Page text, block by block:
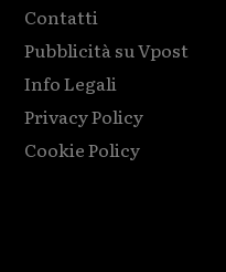
Contatti
Pubblicità su Vpost
Info Legali
Privacy Policy
Cookie Policy